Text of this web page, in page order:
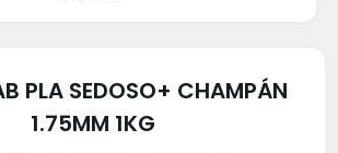
PLA SEDOSO+ CHAMPÁN
1.75MM 1KG